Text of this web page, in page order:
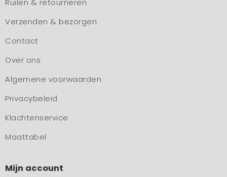
Ruilen & retourneren
Verzenden & bezorgen
Contact
Over ons
Algemene voorwaarden
Privacybeleid
Klachtenservice
Maattabel
Mijn account